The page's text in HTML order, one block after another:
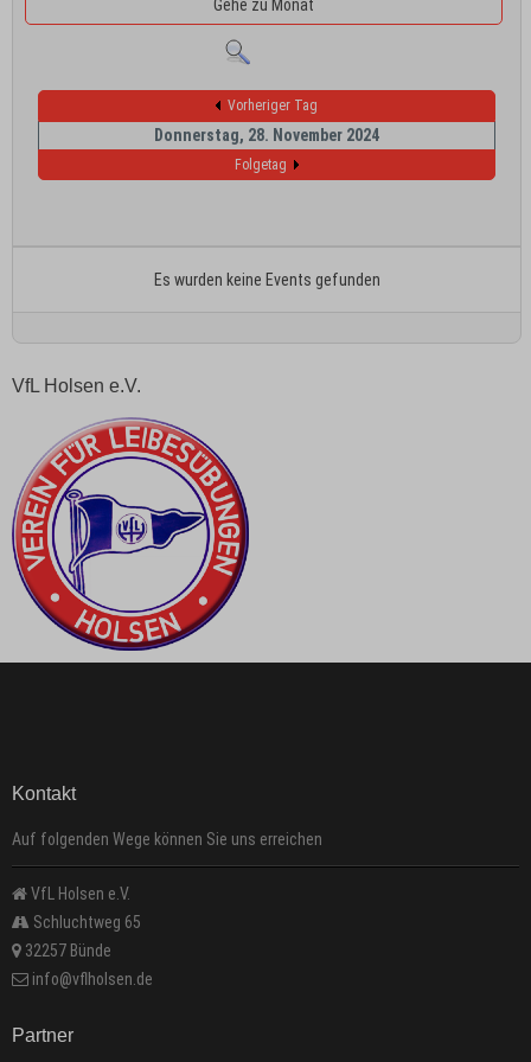
Gehe zu Monat
Vorheriger Tag
Donnerstag, 28. November 2024
Folgetag
Es wurden keine Events gefunden
VfL Holsen e.V.
Kontakt
Auf folgenden Wege können Sie uns erreichen
VfL Holsen e.V.
Schluchtweg 65
32257 Bünde
info@vflholsen.de
Partner